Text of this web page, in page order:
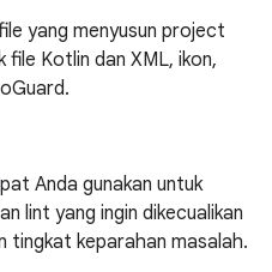
yang menyusun project
file Kotlin dan XML, ikon,
Anda gunakan untuk
lint yang ingin dikecualikan
tingkat keparahan masalah.